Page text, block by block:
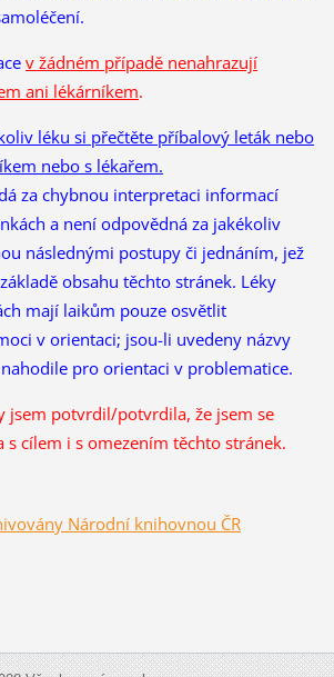
v žádném případě nenahrazují
ani lékárníkem.
léku si přečtěte příbalový leták nebo
nebo s lékařem.
za chybnou interpretaci informací
a není odpovědná za jakékoliv
následnými postupy či jednáním, jež
obsahu těchto stránek. Léky
mají laikům pouze osvětlit
v orientaci; jsou-li uvedeny názvy
pro orientaci v problematice.
jsem potvrdil/potvrdila, že jsem se
s cílem i s omezením těchto stránek.